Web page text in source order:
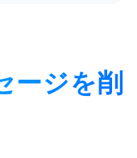
ージを削